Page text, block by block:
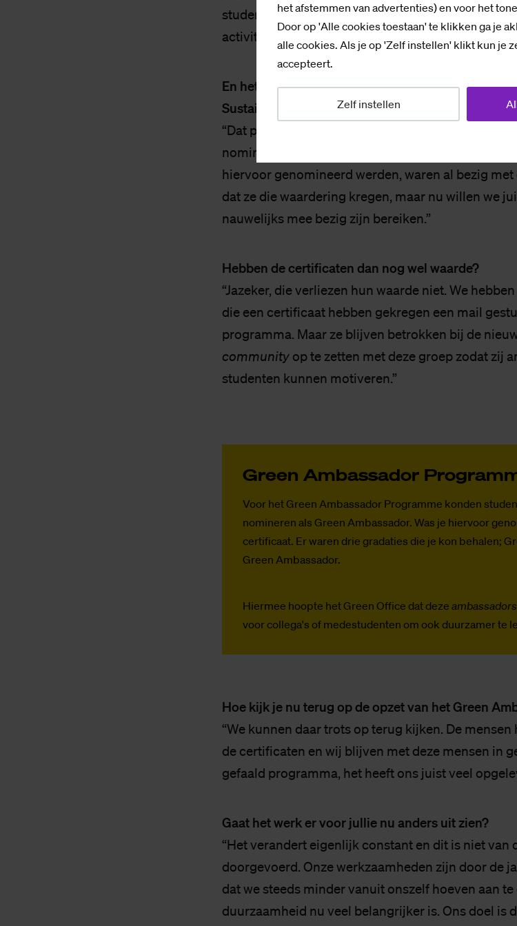
het afstemmen van advertenties) en voor het
Door op 'Alle cookies toestaan' te klikken ga je
alle cookies. Als je op 'Zelf instellen' klikt kun je
accepteert.
Zelf instellen
studenten geen interesse hebben in
activiteit die buiten hun eigen lessen valt.”
En het Green Ambassador Programme? Waarom
Sustainable Saxion Team?
“Dat programma had als doel dat studenten en
nomineren, maar in de praktijk deed het Green
hiervoor genomineerd werden, waren al bezig
dat ze die waardering kregen, maar nu willen we
nauwelijks mee bezig zijn bereiken.”
Hebben de certificaten dan nog wel waarde?
“Jazeker, die verliezen hun waarde niet. We
die een certificaat hebben gekregen een mail
programma. Maar ze blijven betrokken bij de
community op te zetten met deze groep zodat zij
studenten kunnen motiveren.”
Green Am­bas­sa­dor
Voor het Green Ambassador Programme konden
nomineren als Green Ambassador. Was je hiervoor
certificaat. Er waren drie gradaties die je kon behalen;
Green Ambassador.
Hiermee hoopte het Green Office dat deze ambassadors
voor collega's of medestudenten om ook duurzamer te
Hoe kijk je nu terug op de opzet van het Green
“We kunnen daar trots op terug kijken. De
de certificaten en wij blijven met deze mensen in
gefaald programma, het heeft ons juist veel
Gaat het werk er voor jullie nu anders uit zien?
“Het verandert eigenlijk constant en dit is niet van
doorgevoerd. Onze werkzaamheden zijn door de
dat we steeds minder vanuit onszelf hoeven aan
duurzaamheid nu veel belangrijker is. Ons doel is